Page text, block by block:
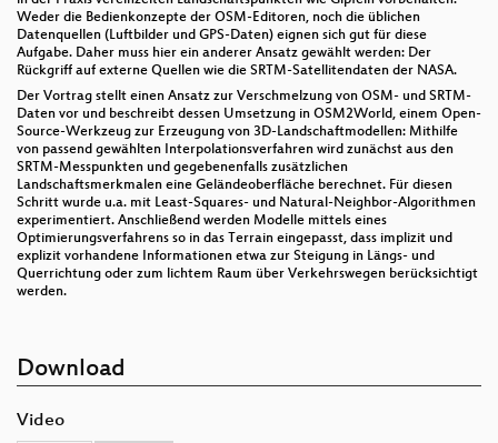
Weder die Bedienkonzepte der OSM-Editoren, noch die üblichen
Datenquellen (Luftbilder und GPS-Daten) eignen sich gut für diese
Aufgabe. Daher muss hier ein anderer Ansatz gewählt werden: Der
Rückgriff auf externe Quellen wie die SRTM-Satellitendaten der NASA.
Der Vortrag stellt einen Ansatz zur Verschmelzung von OSM- und SRTM-
Daten vor und beschreibt dessen Umsetzung in OSM2World, einem Open-
Source-Werkzeug zur Erzeugung von 3D-Landschaftmodellen: Mithilfe
von passend gewählten Interpolationsverfahren wird zunächst aus den
SRTM-Messpunkten und gegebenenfalls zusätzlichen
Landschaftsmerkmalen eine Geländeoberfläche berechnet. Für diesen
Schritt wurde u.a. mit Least-Squares- und Natural-Neighbor-Algorithmen
experimentiert. Anschließend werden Modelle mittels eines
Optimierungsverfahrens so in das Terrain eingepasst, dass implizit und
explizit vorhandene Informationen etwa zur Steigung in Längs- und
Querrichtung oder zum lichtem Raum über Verkehrswegen berücksichtigt
werden.
Download
Video